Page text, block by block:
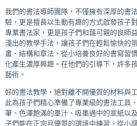
我們的書法導師團隊，不僅擁有深厚的書
驗，更是擅長以生動有趣的方式啟發孩子
專業書法家，更是孩子們和藹可親的良師
淺出的教學手法，讓孩子們在輕鬆愉快的
畫、結構和章法，從小培養良好的書寫習
化產生濃厚興趣。在他們的引導下，許多
藝術。
好的書法教學，絕對離不開優質的材料與
此為孩子們精心準備了專業級的書法工具
筆、色澤飽滿的墨汁、吸墨適中的宣紙以
子們能在正宗且優質的環境中練習，從小